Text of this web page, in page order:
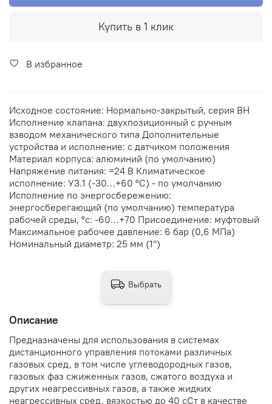
Купить в 1 клик
В избранное
Исходное состояние: Нормально-закрытый, серия ВН
Исполнение клапана: двухпозиционный с ручным
взводом механического типа Дополнительные
устройства и исполнение: с датчиком положения
Материал корпуса: алюминий (по умолчанию)
Напряжение питания: =24 В Климатическое
исполнение: У3.1 (-30…+60 °С) - по умолчанию
Исполнение по энергосбережению:
энергосберегающий (по умолчанию) температура
рабочей среды, °с: -60…+70 Присоединение: муфтовый
Максимальное рабочее давление: 6 бар (0,6 МПа)
Номинальный диаметр: 25 мм (1")
Описание
Предназначены для использования в системах
дистанционного управления потоками различных
газовых сред, в том числе углеводородных газов,
газовых фаз сжиженных газов, сжатого воздуха и
других неагрессивных газов, а также жидких
неагрессивных сред, вязкостью до 40 сСт в качестве
Выбрать